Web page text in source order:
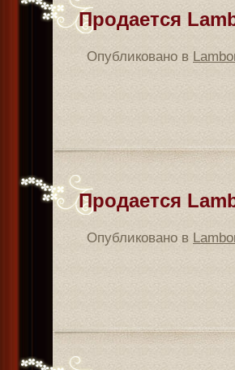
Продается
Опубликовано в
Продается
Опубликовано в